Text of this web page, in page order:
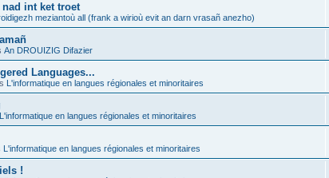
nad int ket troet
meziantoù all (frank a wirioù evit an darn vrasañ anezho)
An DROUIZIG Difazier
Languages...
L'informatique en langues régionales et minoritaires
L'informatique en langues régionales et minoritaires
L'informatique en langues régionales et minoritaires
!